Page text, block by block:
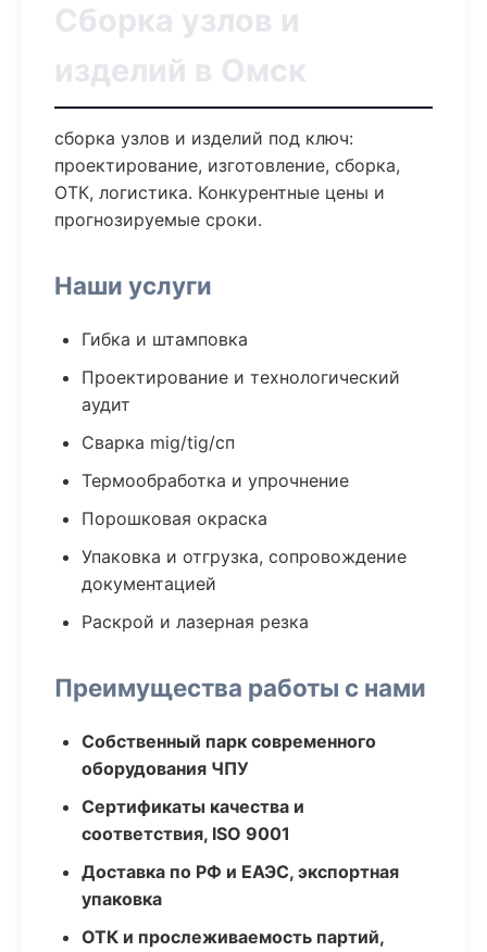
Сборка узлов и
изделий в Омск
сборка узлов и изделий под ключ:
проектирование, изготовление, сборка,
ОТК, логистика. Конкурентные цены и
прогнозируемые сроки.
Наши услуги
Гибка и штамповка
Проектирование и технологический
аудит
Сварка mig/tig/сп
Термообработка и упрочнение
Порошковая окраска
Упаковка и отгрузка, сопровождение
документацией
Раскрой и лазерная резка
Преимущества работы с нами
Собственный парк современного
оборудования ЧПУ
Сертификаты качества и
соответствия, ISO 9001
Доставка по РФ и ЕАЭС, экспортная
упаковка
ОТК и прослеживаемость партий,